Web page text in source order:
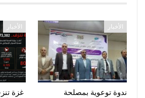
الأخبار
ندوة توعوية بمصلحة
الأخبار